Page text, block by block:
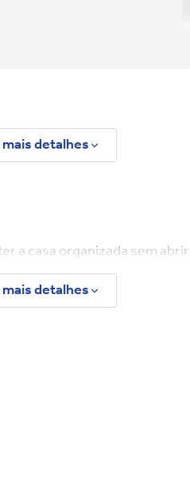
detalhes
a casa organizada sem
diversos pares de
detalhes